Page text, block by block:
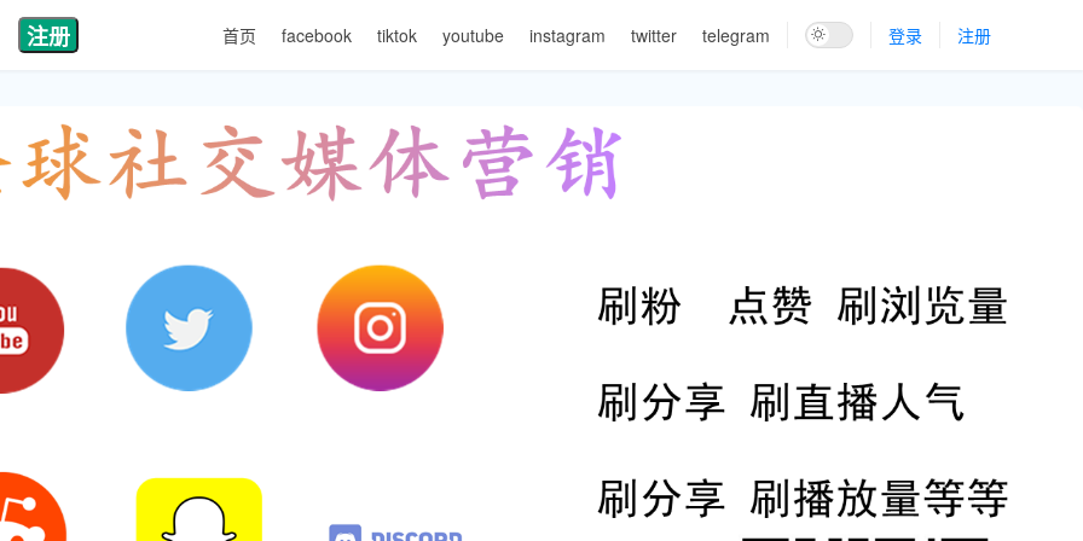
注册 首页 facebook tiktok youtube instagram twitter telegram 登录 注册